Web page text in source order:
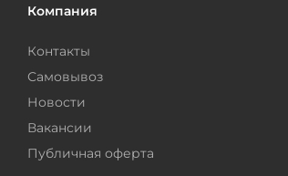
Компания
Контакты
Самовывоз
Новости
Вакансии
Публичная оферта